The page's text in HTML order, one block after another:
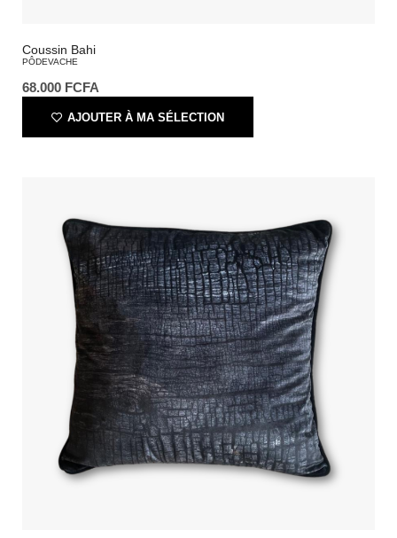
Coussin Bahi
PÔDEVACHE
68.000 FCFA
AJOUTER À MA SÉLECTION